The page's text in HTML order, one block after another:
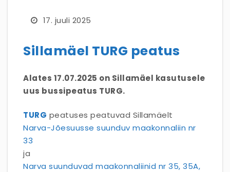
17. juuli 2025
Sillamäel TURG peatus
Alates 17.07.2025 on Sillamäel kasutusele
uus bussipeatus TURG.
TURG peatuses peatuvad Sillamäelt
Narva-Jõesuusse suunduv maakonnaliin nr
33
ja
Narva suunduvad maakonnaliinid nr 35, 35A,